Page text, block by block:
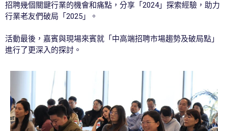
招聘幾個關鍵行業的機會和痛點，分享「2024」探索經驗，助力
行業老友們破局「2025」。
活動最後，嘉賓與現場來賓就「中高端招聘市場趨勢及破局點」
進行了更深入的探討。